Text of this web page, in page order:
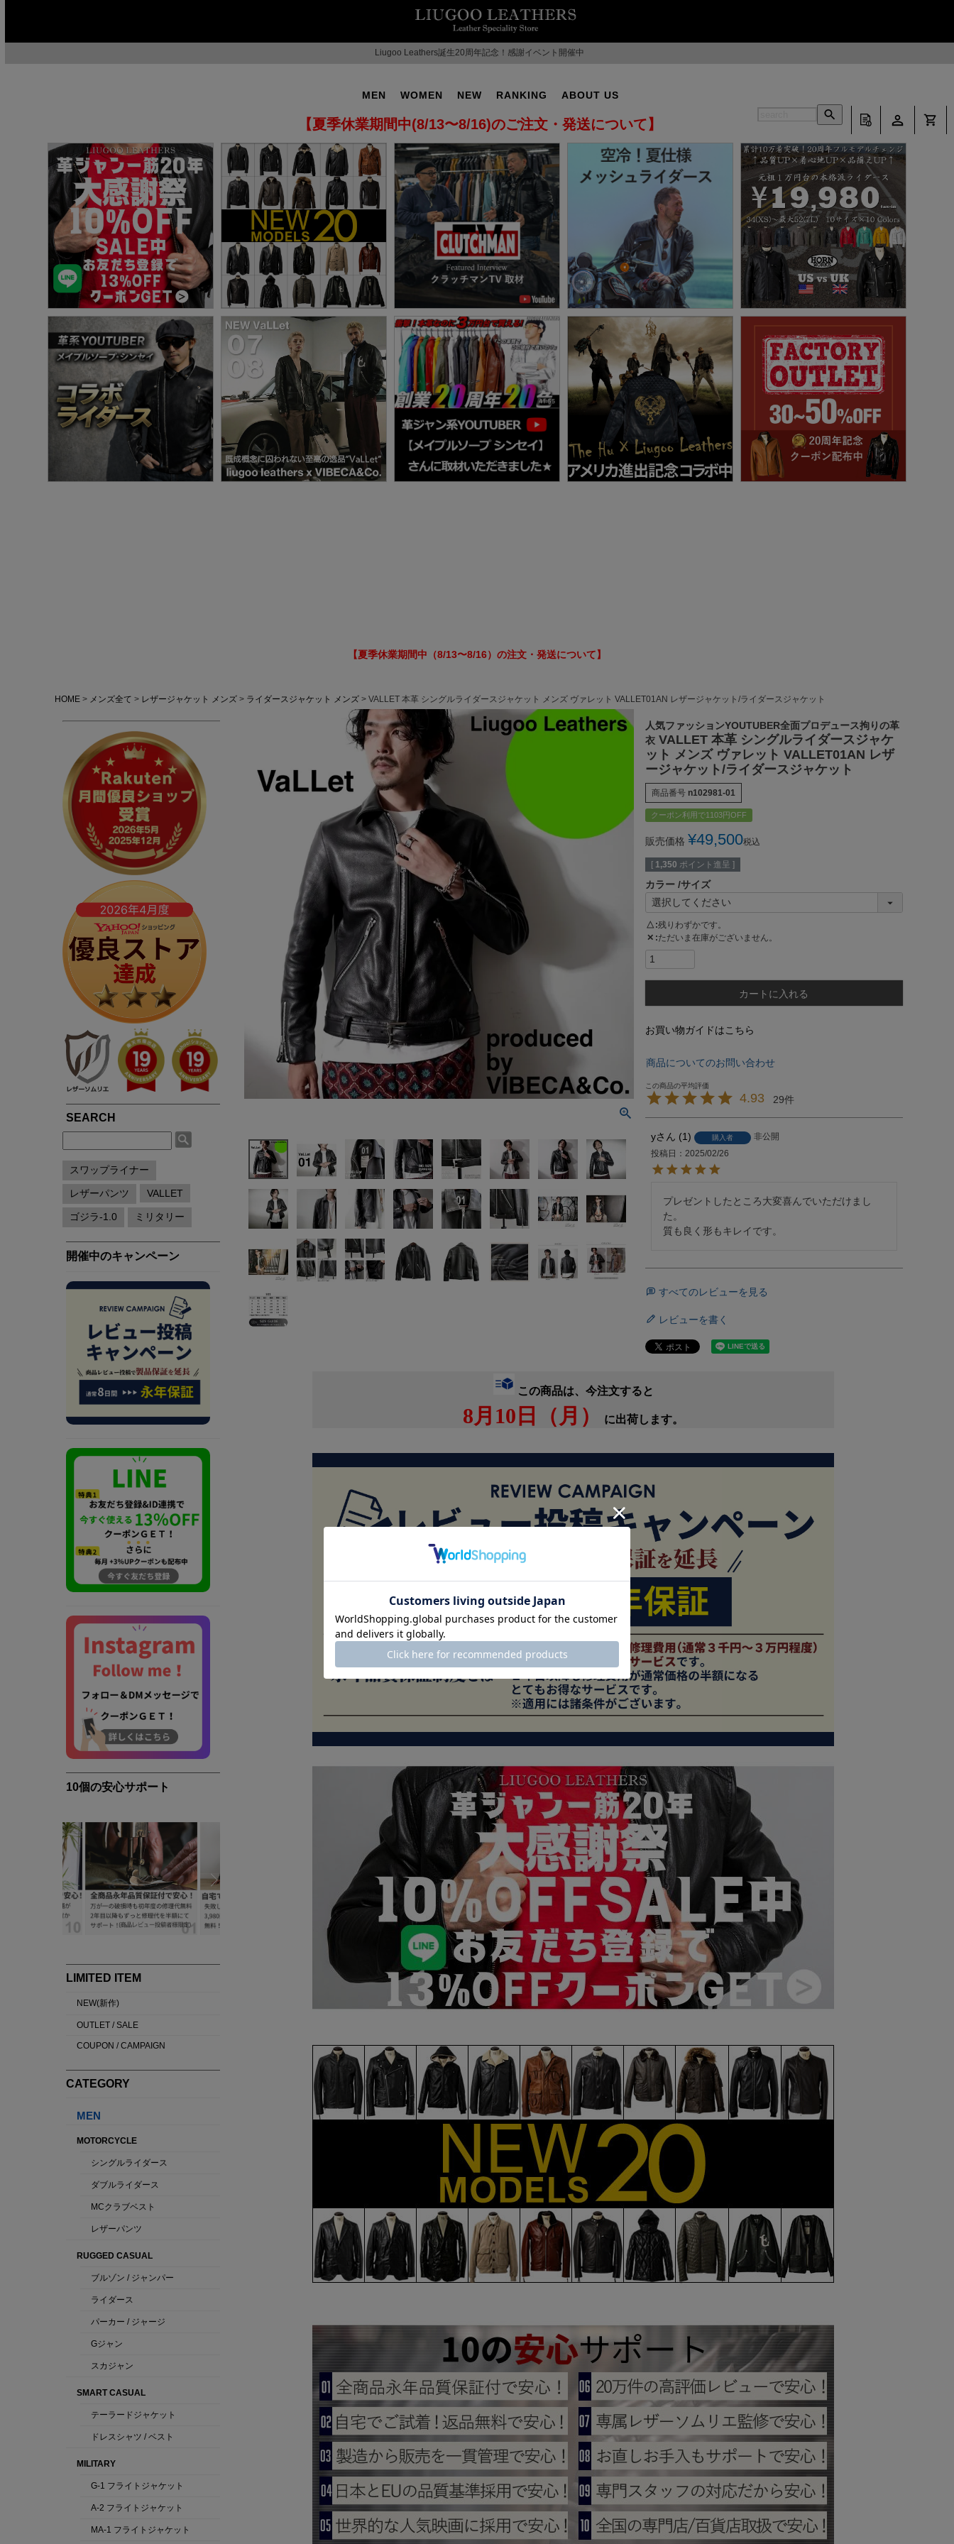
【夏季休業期間中（8/13〜8/16）の注文・発送について】
HOME メンズ全て レザージャケット メンズ ライダースジャケット メンズ VALLET 本革 シングルライダースジャケット メンズ ヴァレット VALLET01AN レザージャケット/ライダースジャケット
人気ファッションYOUTUBER全面プロデュース拘りの革
衣 VALLET 本革 シングルライダースジャケ
ット メンズ ヴァレット VALLET01AN レザ
ージャケット/ライダースジャケット
商品番号 n102981-01
クーポン利用で1103円OFF
販売価格 ¥49,500税込
[ 1,350 ポイント進呈 ]
カラー サイズ
△ 残りわずかです。
✕ ただいま在庫がございません。
カートに入れる
お買い物ガイドはこちら
商品についてのお問い合わせ
4.93 29
y 1 購入者
非公開
投稿日
2025/02/26
プレゼントしたところ大変喜んでいただけまし
た。
質も良く形もキレイです。
すべてのレビューを見る
レビューを書く